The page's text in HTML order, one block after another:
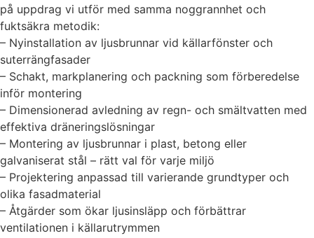
på uppdrag vi utför med samma noggrannhet och
fuktsäkra metodik:
– Nyinstallation av ljusbrunnar vid källarfönster och
suterrängfasader
– Schakt, markplanering och packning som förberedelse
inför montering
– Dimensionerad avledning av regn- och smältvatten med
effektiva dräneringslösningar
– Montering av ljusbrunnar i plast, betong eller
galvaniserat stål – rätt val för varje miljö
– Projektering anpassad till varierande grundtyper och
olika fasadmaterial
– Åtgärder som ökar ljusinsläpp och förbättrar
ventilationen i källarutrymmen